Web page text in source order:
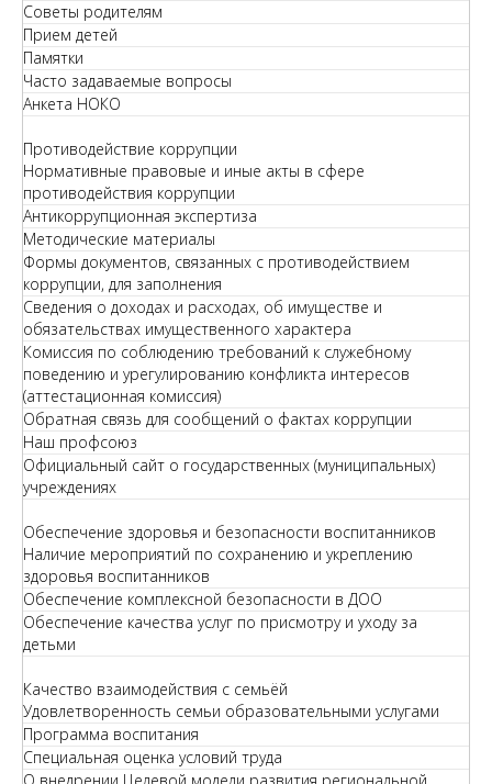
Советы родителям
Прием детей
Памятки
Часто задаваемые вопросы
Анкета НОКО
Противодействие коррупции
Нормативные правовые и иные акты в сфере
противодействия коррупции
Антикоррупционная экспертиза
Методические материалы
Формы документов, связанных с противодействием
коррупции, для заполнения
Сведения о доходах и расходах, об имуществе и
обязательствах имущественного характера
Комиссия по соблюдению требований к служебному
поведению и урегулированию конфликта интересов
(аттестационная комиссия)
Обратная связь для сообщений о фактах коррупции
Наш профсоюз
Официальный сайт о государственных (муниципальных)
учреждениях
Обеспечение здоровья и безопасности воспитанников
Наличие мероприятий по сохранению и укреплению
здоровья воспитанников
Обеспечение комплексной безопасности в ДОО
Обеспечение качества услуг по присмотру и уходу за
детьми
Качество взаимодействия с семьёй
Удовлетворенность семьи образовательными услугами
Программа воспитания
Специальная оценка условий труда